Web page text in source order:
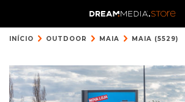
INÍCIO OUTDOOR MAIA MAIA (5529)